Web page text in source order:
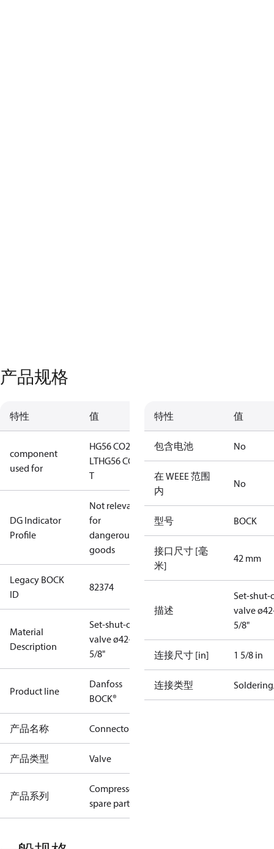
产品规格
特性 值
component
used for
HG56 CO2
LTHG56 CO2
T
DG Indicator
Profile
Not relevant
for
dangerous
goods
Legacy BOCK
ID
82374
Material
Description
Set-shut-off
valve ø42+1
5/8"
Product line
Danfoss
BOCK®
产品名称 Connector
产品类型 Valve
产品系列
Compressors
spare parts
特性 值
包含电池 No
在 WEEE 范围
内
No
型号 BOCK
接口尺寸 [毫
米]
42 mm
描述
Set-shut-
valve
5/8"
连接尺寸 [in] 1 5/8 in
连接类型